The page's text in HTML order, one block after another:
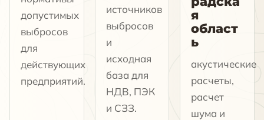
допустимых
выбросов
для
действующих
предприятий.
источников
выбросов
и
исходная
база для
НДВ, ПЭК
и СЗЗ.
я
област
ь
акустические
расчеты,
расчет
шума и